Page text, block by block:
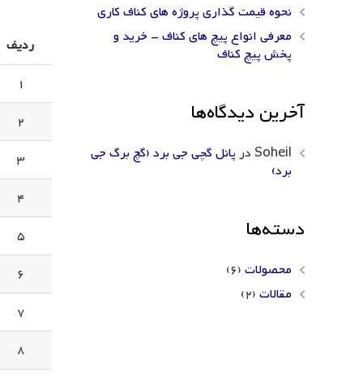
نحوه قیمت گذاری پروژه های کناف کاری
معرفی انواع پیچ های کناف – خرید و
پخش پیچ کناف
آخرین دیدگاه‌ها
Soheil در پانل گچی جی برد (گچ برگ جی
برد)
دسته‌ها
محصولات (6)
مقالات (2)
ردیف
1
2
3
4
5
6
7
8